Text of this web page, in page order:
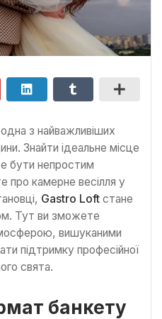
з найважливіших
Знайти ідеальне місце
бути непростим
про камерне весілля у
Gastro Loft стане
Тут ви зможете
вишуканими
підтримку професійної
свята.
банкету